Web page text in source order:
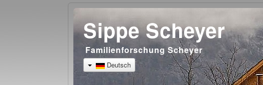
Sippe Scheyer
Familienforschung Scheyer
Deutsch